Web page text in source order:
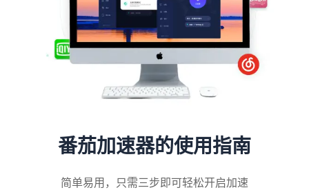
番茄加速器的使用指南
简单易用，只需三步即可轻松开启加速